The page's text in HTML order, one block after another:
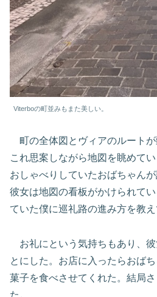
Viterboの町並みもまた美しい。
町の全体図とヴィアのルート
これ思案しながら地図を眺めて
おしゃべりしていたおばちゃん
彼女は地図の看板がかけられて
ていた僕に巡礼路の進み方を教
お礼にという気持ちもあり、彼
とにした。お店に入ったらおば
菓子を食べさせてくれた。結局
た。